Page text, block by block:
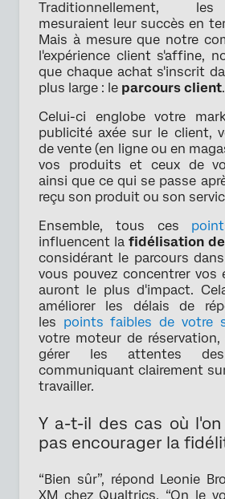
Traditionnellement,
mesuraient leur succès en
Mais à mesure que notre
l'expérience client s'affine,
que chaque achat s'inscrit
plus large : le parcours client.
Celui-ci englobe votre
publicité axée sur le client,
de vente (en ligne ou en
vos produits et ceux de
ainsi que ce qui se passe
reçu son produit ou son
Ensemble, tous ces
influencent lafidélisation
considérant le parcours
vous pouvez concentrer
auront le plus d'impact.
améliorer les délais de
les points faibles de votre
votre moteur de
gérer les attentes
communiquant clairement
travailler.
Y a-t-il des cas où
pas encourager la
“Bien sûr”, répond Leonie
XM chez Qualtrics. “On le